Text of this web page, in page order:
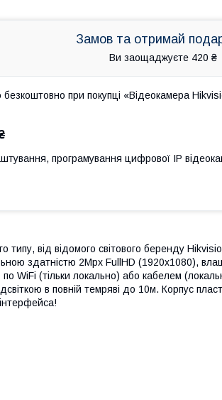
Замов та отримай
Ви заощаджуєте 420 ₴
при покупці «Відеокамера
програмування цифрової ІР
типу, від відомого світового беренду
здатністю 2Mpx FullHD (1920x1080),
WiFi (тільки локально) або кабелем
в повній темряві до 10м. Корпус